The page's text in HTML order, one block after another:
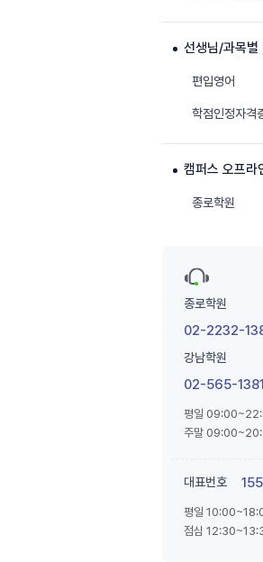
선생님/과목별
편입영어
학점인정자격
캠퍼스 오프라
종로학원
종로학원
02-2232-
강남학원
02-565-1381
평일
주말
대표번호
평일
점심